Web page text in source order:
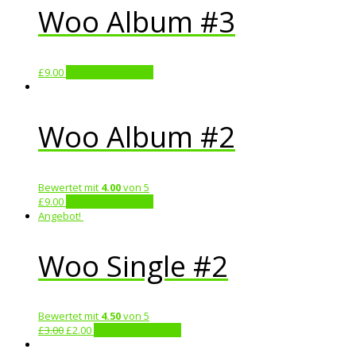
Woo Album #3
£9.00
Woo Album #2
Bewertet mit 4.00von 5
£9.00
Angebot!
Woo Single #2
Bewertet mit 4.50von 5
£3.00£2.00